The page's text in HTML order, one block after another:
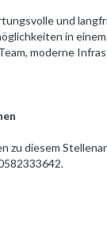
und
in
moderne
zu diesem